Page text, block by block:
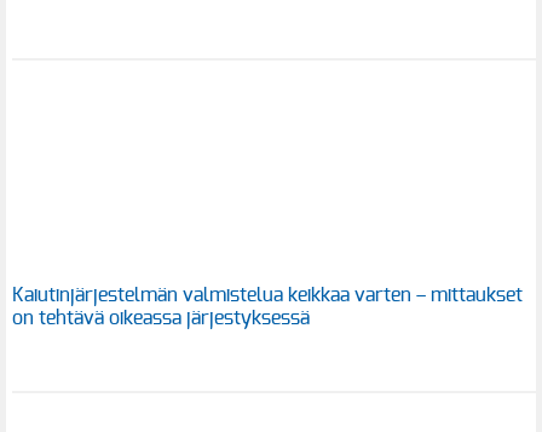
Kaiutinjärjestelmän valmistelua keikkaa varten – mittaukset
on tehtävä oikeassa järjestyksessä